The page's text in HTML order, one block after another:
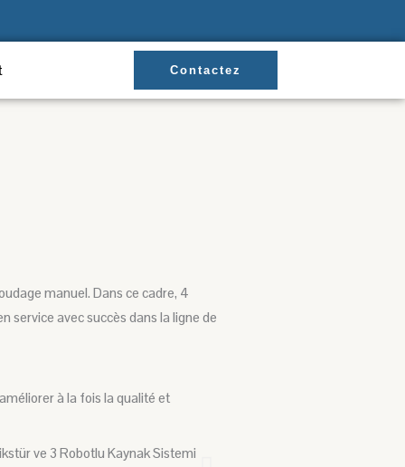
Contactez
manuel. Dans ce cadre, 4
service avec succès dans la ligne de
à la fois la qualité et